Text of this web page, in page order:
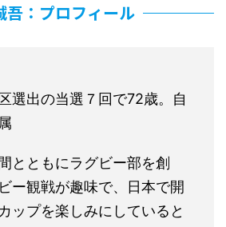
吾：プロフィール
選出の当選７回で72歳。自
とともにラグビー部を創
ー観戦が趣味で、日本で開
ップを楽しみにしていると